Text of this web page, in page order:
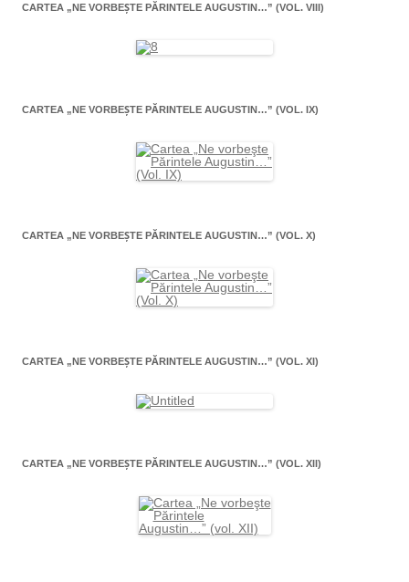
CARTEA „NE VORBEŞTE PĂRINTELE AUGUSTIN…” (VOL. VIII)
CARTEA „NE VORBEŞTE PĂRINTELE AUGUSTIN…” (VOL. IX)
CARTEA „NE VORBEŞTE PĂRINTELE AUGUSTIN…” (VOL. X)
CARTEA „NE VORBEŞTE PĂRINTELE AUGUSTIN…” (VOL. XI)
CARTEA „NE VORBEŞTE PĂRINTELE AUGUSTIN…” (VOL. XII)